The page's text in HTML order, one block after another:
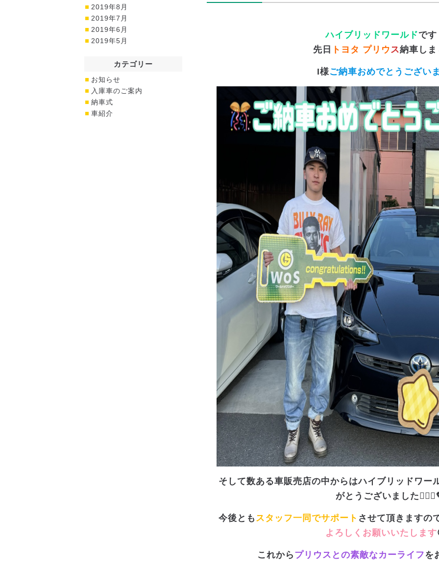
ハイブリッドワールドで
先日 トヨタ プリウ ス納車し
I様ご納車おめでとうござい
そして数ある車販売店の中からはハイブリッドワー
がとうございました
今後とも スタッフ一同でサポート させて頂きますの
よろしくお願いいたします
これから プリウスとの素敵なカーライフ を
2019年8月
2019年7月
2019年6月
2019年5月
カテゴリー
お知らせ
入庫車のご案内
納車式
車紹介